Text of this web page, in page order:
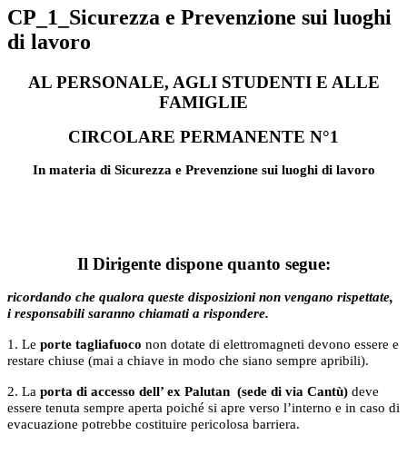
CP_1_Sicurezza e Prevenzione sui luoghi
di lavoro
AL PERSONALE, AGLI STUDENTI E ALLE
FAMIGLIE
CIRCOLARE PERMANENTE N°1
In materia di Sicurezza e Prevenzione sui luoghi di lavoro
Il Dirigente dispone quanto segue:
ricordando che qualora queste disposizioni non vengano rispettate,
i responsabili saranno chiamati a rispondere.
1. Le porte tagliafuoco non dotate di elettromagneti devono essere e
restare chiuse (mai a chiave in modo che siano sempre apribili).
2. La porta di accesso dell’ ex Palutan (sede di via Cantù) deve
essere tenuta sempre aperta poiché si apre verso l’interno e in caso di
evacuazione potrebbe costituire pericolosa barriera.